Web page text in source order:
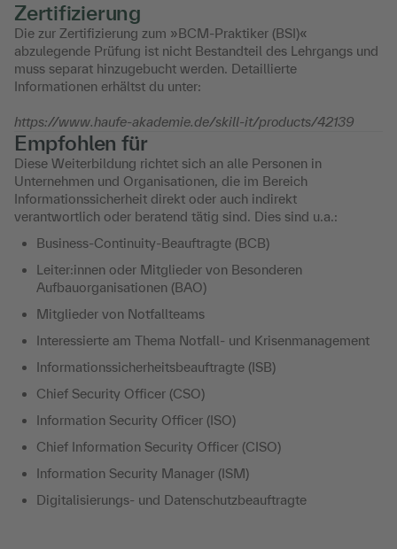
Zertifizierung
Die zur Zertifizierung zum »BCM-Praktiker (BSI)«
abzulegende Prüfung ist nicht Bestandteil des Lehrgangs und
muss separat hinzugebucht werden. Detaillierte
Informationen erhältst du unter:
https://www.haufe-akademie.de/skill-it/products/42139
Empfohlen für
Diese Weiterbildung richtet sich an alle Personen in
Unternehmen und Organisationen, die im Bereich
Informationssicherheit direkt oder auch indirekt
verantwortlich oder beratend tätig sind. Dies sind u.a.:
Business-Continuity-Beauftragte (BCB)
Leiter:innen oder Mitglieder von Besonderen
Aufbauorganisationen (BAO)
Mitglieder von Notfallteams
Interessierte am Thema Notfall- und Krisenmanagement
Informationssicherheitsbeauftragte (ISB)
Chief Security Officer (CSO)
Information Security Officer (ISO)
Chief Information Security Officer (CISO)
Information Security Manager (ISM)
Digitalisierungs- und Datenschutzbeauftragte